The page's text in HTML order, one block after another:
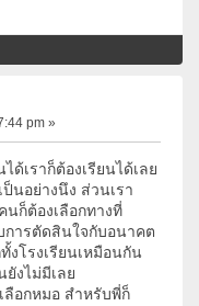
pm »
ด้เราก็ต้องเรียนได้เลย
นอย่างนึง ส่วนเรา
นก็ต้องเลือกทางที่
การตัดสินใจกับอนาคต
งโรงเรียนเหมือนกัน
งไม่มีเลย
ลือกหมอ สำหรับพี่ก็